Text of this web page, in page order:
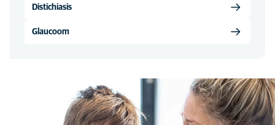
Distichiasis
Glaucoom